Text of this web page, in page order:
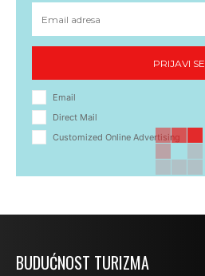
PRIJAVI SE
Email
Direct Mail
Customized Online Advertising
BUDUĆNOST TURIZMA